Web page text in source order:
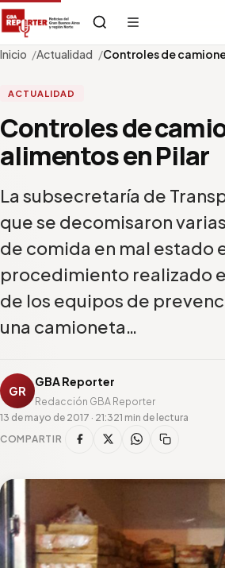
Inicio Actualidad Controles de
ACTUALIDAD
Controles de
alimentos en Pilar
La subsecretaría de
que se decomisaron
de comida en mal estado
procedimiento realizado
de los equipos de
una camioneta…
GR
GBA Reporter
Redacción GBA Reporter
13 de mayo de 2017 · 21:321 min de lectura
COMPARTIR